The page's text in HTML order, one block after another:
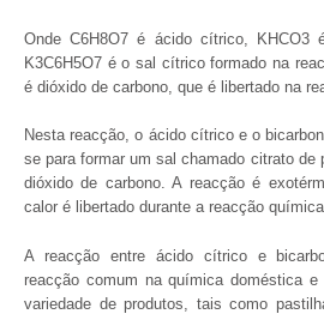
Onde C6H8O7 é ácido cítrico, KHCO3
K3C6H5O7 é o sal cítrico formado na
é dióxido de carbono, que é libertado na
Nesta reacção, o ácido cítrico e o
se para formar um sal chamado citrato de
dióxido de carbono. A reacção é
calor é libertado durante a reacção
A reacção entre ácido cítrico e
reacção comum na química doméstica
variedade de produtos, tais como